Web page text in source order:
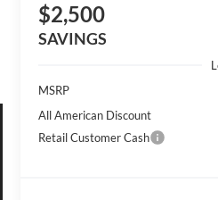
$2,500
SAVINGS
MSRP
All American Discount
Retail Customer Cash